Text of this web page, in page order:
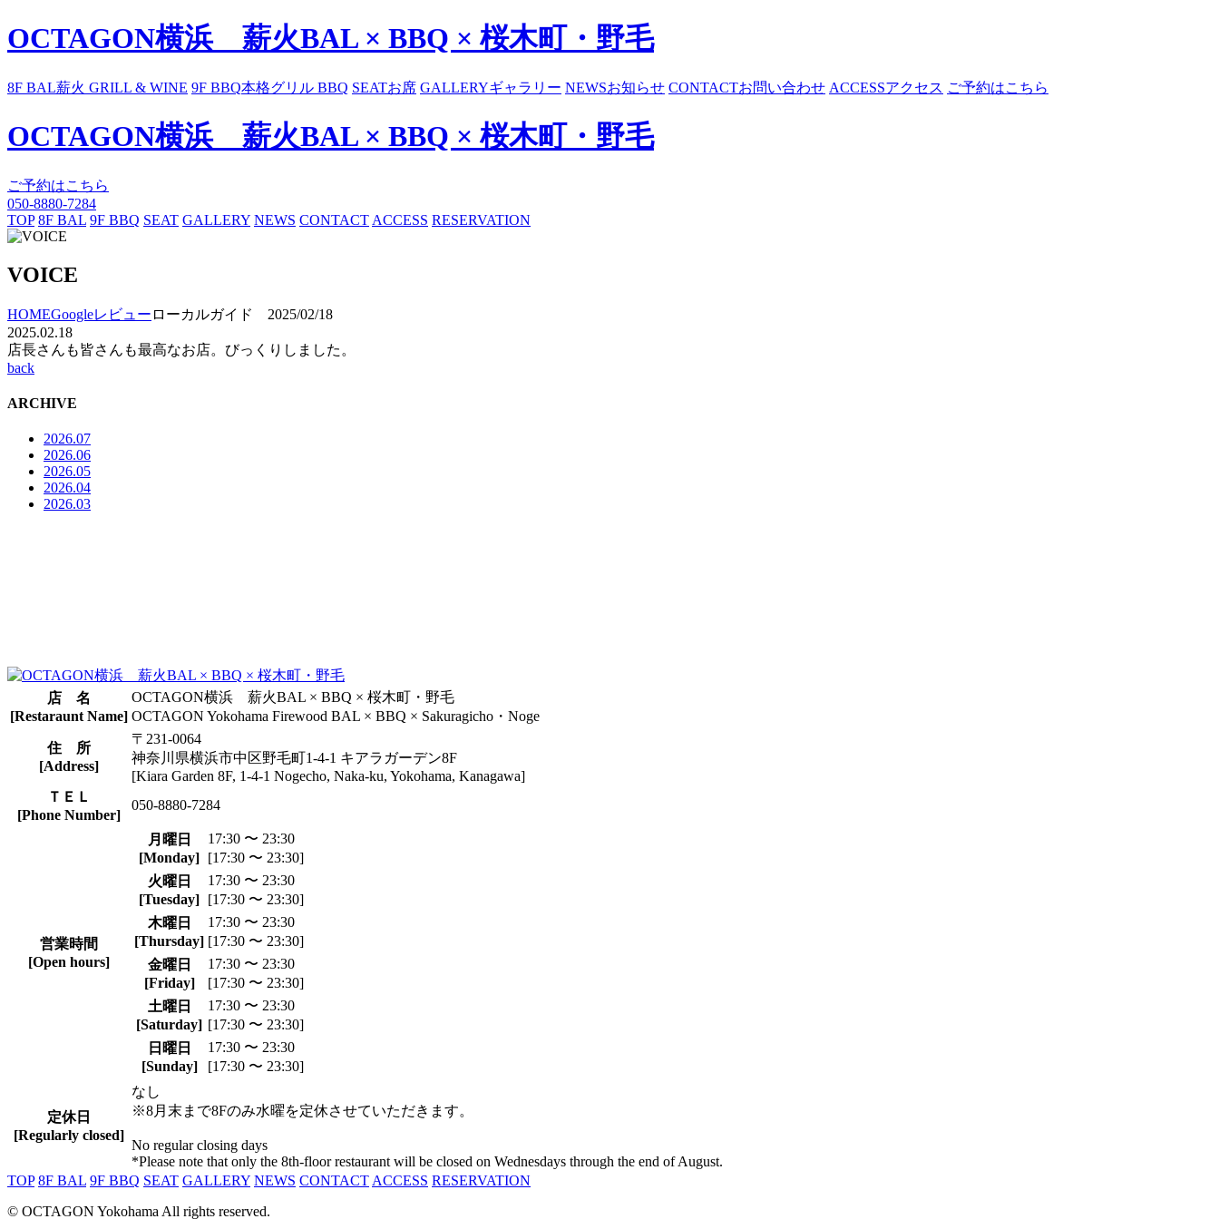
OCTAGON横浜 薪火BAL × BBQ × 桜木町・野毛
8F BAL薪火 GRILL & WINE 9F BBQ本格グリル BBQ SEATお席 GALLERYギャラリー NEWSお知らせ CONTACTお問い合わせ ACCESSアクセス ご予約はこちら
OCTAGON横浜 薪火BAL × BBQ × 桜木町・野毛
ご予約はこちら
050-8880-7284
TOP 8F BAL 9F BBQ SEAT GALLERY NEWS CONTACT ACCESS RESERVATION
VOICE
HOMEGoogleレビュー ローカルガイド 2025/02/18
2025.02.18
店長さんも皆さんも最高なお店。びっくりしました。
back
ARCHIVE
2026.07
2026.06
2026.05
2026.04
2026.03
店 名
[Restaraunt Name]
OCTAGON横浜 薪火BAL × BBQ × 桜木町・野毛
OCTAGON Yokohama Firewood BAL × BBQ × Sakuragicho・Noge
住 所
[Address]
〒231-0064
神奈川県横浜市中区野毛町1-4-1 キアラガーデン8F
[Kiara Garden 8F, 1-4-1 Nogecho, Naka-ku, Yokohama, Kanagawa]
ＴＥＬ
[Phone Number]
050-8880-7284
営業時間
[Open hours]
月曜日
[Monday]
17:30 〜 23:30
[17:30 〜 23:30]
火曜日
[Tuesday]
17:30 〜 23:30
[17:30 〜 23:30]
木曜日
[Thursday]
17:30 〜 23:30
[17:30 〜 23:30]
金曜日
[Friday]
17:30 〜 23:30
[17:30 〜 23:30]
土曜日
[Saturday]
17:30 〜 23:30
[17:30 〜 23:30]
日曜日
[Sunday]
17:30 〜 23:30
[17:30 〜 23:30]
定休日
[Regularly closed]
なし
※8月末まで8Fのみ水曜を定休させていただきます。
No regular closing days
*Please note that only the 8th-floor restaurant will be closed on Wednesdays through the end of August.
TOP 8F BAL 9F BBQ SEAT GALLERY NEWS CONTACT ACCESS RESERVATION
© OCTAGON Yokohama All rights reserved.